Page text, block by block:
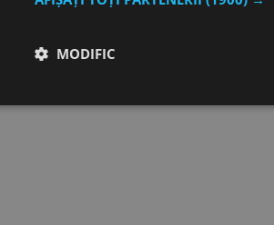
MODIFIC